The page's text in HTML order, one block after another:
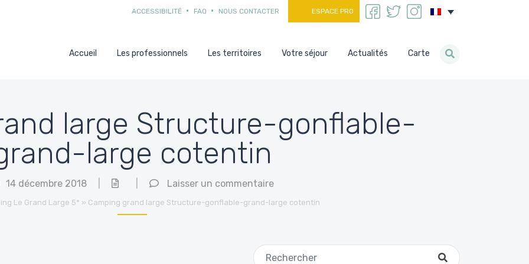
ACCESSIBILITÉ FAQ NOUS CONTACTER ESPACE PRO
Accueil Les professionnels Les territoires Votre séjour Actualités Carte
large Structure-gonflable-
large cotentin
14 décembre 2018 Laisser un commentaire
Le Grand Large 5* » Camping grand large Structure-gonflable-grand-large cotentin